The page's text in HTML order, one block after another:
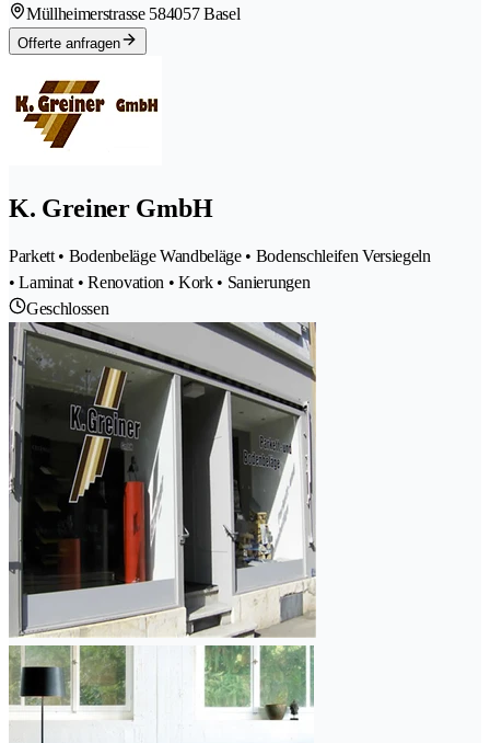
Müllheimerstrasse 584057 Basel
Offerte anfragen
K. Greiner GmbH
Parkett • Bodenbeläge Wandbeläge • Bodenschleifen Versiegeln
• Laminat • Renovation • Kork • Sanierungen
Geschlossen